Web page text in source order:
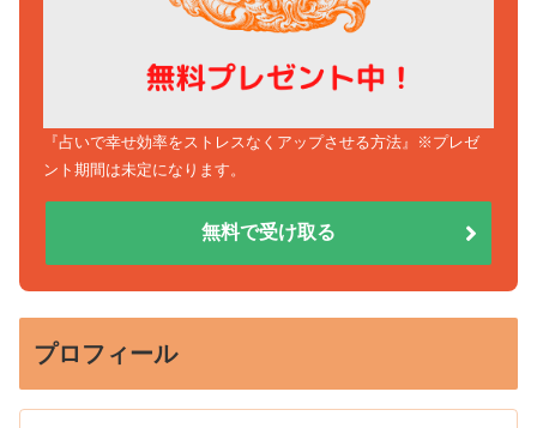
『占いで幸せ効率をストレスなくアップさせる方法』※プレゼ
ント期間は未定になります。
無料で受け取る
プロフィール